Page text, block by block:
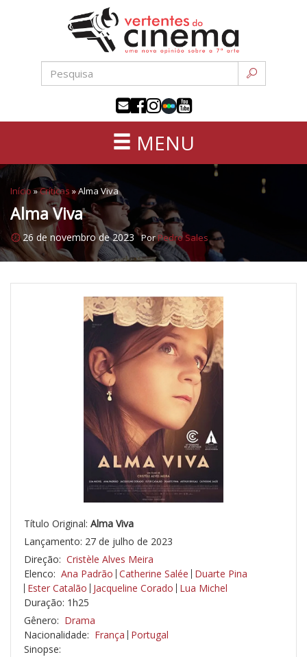
conteúdo
sétima
MENU
Início »Críticas »Alma Viva
Alma Viva
26 de novembro de 2023 PorPedro Sales
Título Original: Alma Viva
Lançamento: 27 de julho de 2023
Direção: Cristèle Alves Meira
Elenco: Ana Padrão Catherine Salée Duarte Pina
Ester Catalão Jacqueline Corado Lua Michel
Duração: 1h25
Gênero: Drama
Nacionalidade: França Portugal
Sinopse: